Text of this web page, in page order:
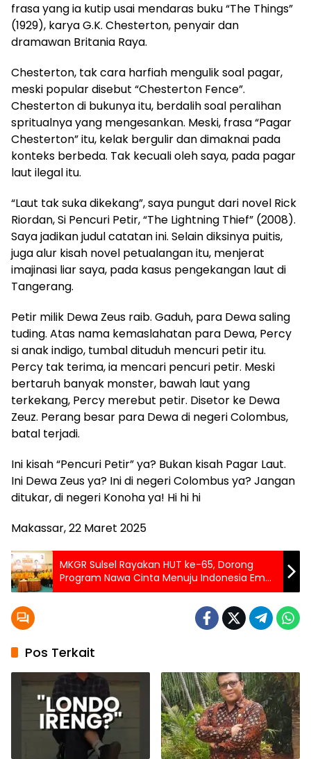
frasa yang ia kutip usai mendaras buku “The Things”
(1929), karya G.K. Chesterton, penyair dan
dramawan Britania Raya.
Chesterton, tak cara harfiah mengulik soal pagar,
meski popular disebut “Chesterton Fence”.
Chesterton di bukunya itu, berdalih soal peralihan
spritualnya yang mengesankan. Meski, frasa “Pagar
Chesterton” itu, kelak bergulir dan dimaknai pada
konteks berbeda. Tak kecuali oleh saya, pada pagar
laut ilegal itu.
“Laut tak suka dikekang”, saya pungut dari novel Rick
Riordan, Si Pencuri Petir, “The Lightning Thief” (2008).
Saya jadikan judul catatan ini. Selain diksinya puitis,
juga alur kisah novel petualangan itu, menjerat
imajinasi liar saya, pada kasus pengekangan laut di
Tangerang.
Petir milik Dewa Zeus raib. Gaduh, para Dewa saling
tuding. Atas nama kemaslahatan para Dewa, Percy
si anak indigo, tumbal dituduh mencuri petir itu.
Percy tak terima, ia mencari pencuri petir. Meski
bertaruh banyak monster, bawah laut yang
terkekang, Percy merebut petir. Disetor ke Dewa
Zeuz. Perang besar para Dewa di negeri Colombus,
batal terjadi.
Ini kisah “Pencuri Petir” ya? Bukan kisah Pagar Laut.
Ini Dewa Zeus ya? Ini di negeri Colombus ya? Jangan
ditukar, di negeri Konoha ya! Hi hi hi
Makassar, 22 Maret 2025
MKGR Sulsel Rayakan HUT ke-65, Dorong
Program Nawa Cinta Menuju Indonesia Emas
2045
Pos Terkait